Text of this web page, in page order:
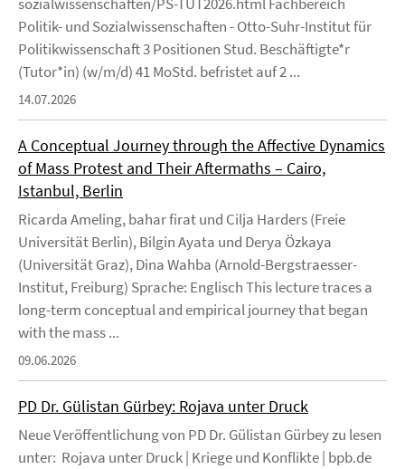
Politik- und Sozialwissenschaften - Otto-Suhr-Institut für
Politikwissenschaft 3 Positionen Stud. Beschäftigte*r
(Tutor*in) (w/m/d) 41 MoStd. befristet auf 2 ...
14.07.2026
A Conceptual Journey through the Affective Dynamics
of Mass Protest and Their Aftermaths – Cairo,
Istanbul, Berlin
Ricarda Ameling, bahar firat und Cilja Harders (Freie
Universität Berlin), Bilgin Ayata und Derya Özkaya
(Universität Graz), Dina Wahba (Arnold-Bergstraesser-
Institut, Freiburg) Sprache: Englisch This lecture traces a
long-term conceptual and empirical journey that began
with the mass ...
09.06.2026
PD Dr. Gülistan Gürbey: Rojava unter Druck
Neue Veröffentlichung von PD Dr. Gülistan Gürbey zu lesen
unter: Rojava unter Druck | Kriege und Konflikte | bpb.de